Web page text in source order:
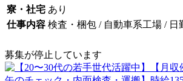
寮・社宅 あり
仕事内容 検査・梱包 / 自動車系工場 / 日
募集が停止しています